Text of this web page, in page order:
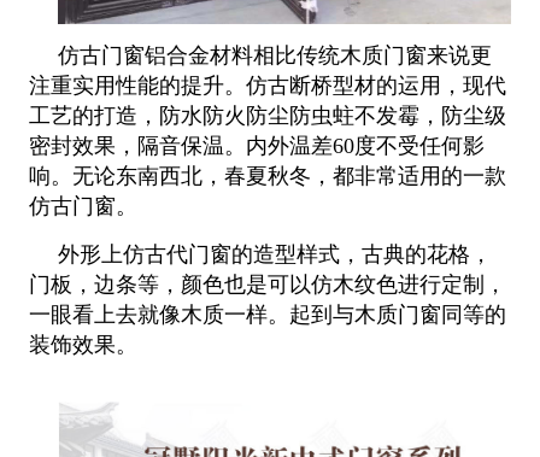
仿古门窗铝合金材料相比传统木质门窗来说更
注重实用性能的提升。仿古断桥型材的运用，现代
工艺的打造，防水防火防尘防虫蛀不发霉，防尘级
密封效果，隔音保温。内外温差60度不受任何影
响。无论东南西北，春夏秋冬，都非常适用的一款
仿古门窗。
外形上仿古代门窗的造型样式，古典的花格，
门板，边条等，颜色也是可以仿木纹色进行定制，
一眼看上去就像木质一样。起到与木质门窗同等的
装饰效果。